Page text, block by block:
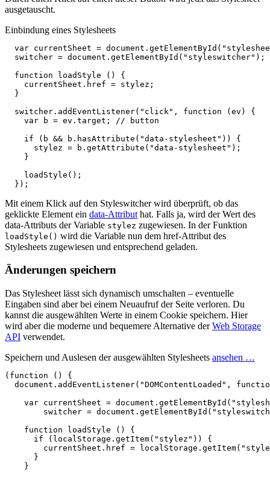
ausgetauscht.
Einbindung eines Stylesheets
var currentSheet = document . getElementById (
switcher = document . getElementById ( "styleswitcher" );
function
loadStyle ()
{
currentSheet . href = stylez ;
}
switcher . addEventListener( "click" , function (ev )
{
var
b = ev . target ;
// button
if
( b && b . hasAttribute ( "data-stylesheet" ))
{
stylez = b . getAttribute ( "data-stylesheet" );
}
loadStyle ();
});
Mit einem Klick auf den Styleswitcher wird überprüft, ob das
geklickte Element ein data-Attribut hat. Falls ja, wird der Wert des
data-Attributs der Variable stylez zugewiesen. In der Funktion
loadStyle() wird die Variable nun dem href-Attribut des
Stylesheets zugewiesen und entsprechend geladen.
Änderungen speichern
Das Stylesheet lässt sich dynamisch umschalten – eventuelle
Eingaben sind aber bei einem Neuaufruf der Seite verloren. Du
kannst die ausgewählten Werte in einem Cookie speichern. Hier
wird aber die moderne und bequemere Alternative derWeb Storage
API verwendet.
Speichern und Auslesen der ausgewählten Stylesheets ansehen …
( function ()
{
document . addEventListener( "DOMContentLoaded" ,
var currentSheet = document . getElementById (
switcher = document . getElementById (
function
loadStyle ()
{
if
( localStorage . getItem( "stylez" ))
{
currentSheet . href = localStorage . getItem(
}
}